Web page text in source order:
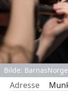
Bilde:
Adresse